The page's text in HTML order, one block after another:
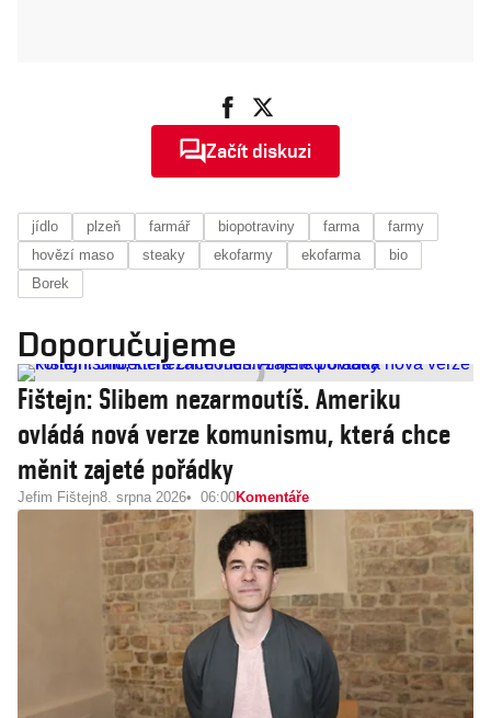
Začít diskuzi
jídlo plzeň farmář biopotraviny farma
farmy
hovězí maso
steaky ekofarmy ekofarma
bio
Borek
Doporučujeme
Fištejn: Slibem nezarmoutíš. Ameriku
ovládá nová verze komunismu, která chce
měnit zajeté pořádky
Jefim Fištejn8. srpna 2026 06:00Komentáře